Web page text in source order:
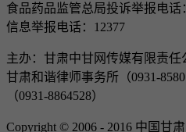
食品药品监管总局投诉举报电话
信息举报电话：12377
主办：甘肃中甘网传媒有限责任
甘肃和谐律师事务所（0931-
（0931-8864528）
Copyright © 2006 - 2016 中国甘